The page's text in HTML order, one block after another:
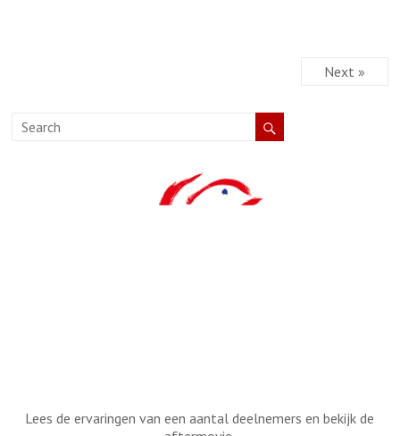
Next »
Lees de ervaringen van een aantal deelnemers en bekijk de